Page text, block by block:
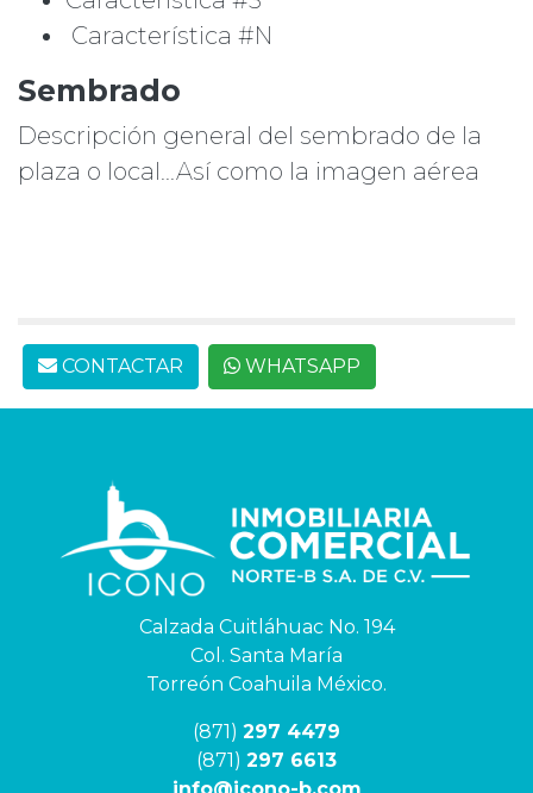
Característica #N
Sembrado
Descripción general del sembrado de la
plaza o local...Así como la imagen aérea
CONTACTAR WHATSAPP
Calzada Cuitláhuac No. 194
Col. Santa María
Torreón Coahuila México.
(871) 297 4479
(871) 297 6613